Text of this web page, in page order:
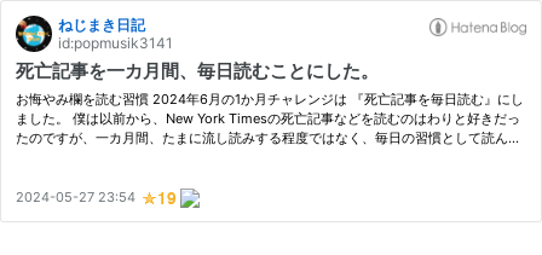
ねじまき日記
id:popmusik3141
死亡記事を一カ月間、毎日読むことにした。
お悔やみ欄を読む習慣 2024年6月の1か月チャレンジは 『死亡記事を毎日読む』にし
ました。 僕は以前から、New York Timesの死亡記事などを読むのはわりと好きだっ
たのですが、一カ月間、たまに流し読みする程度ではなく、毎日の習慣として読んで
2024-05-27 23:54